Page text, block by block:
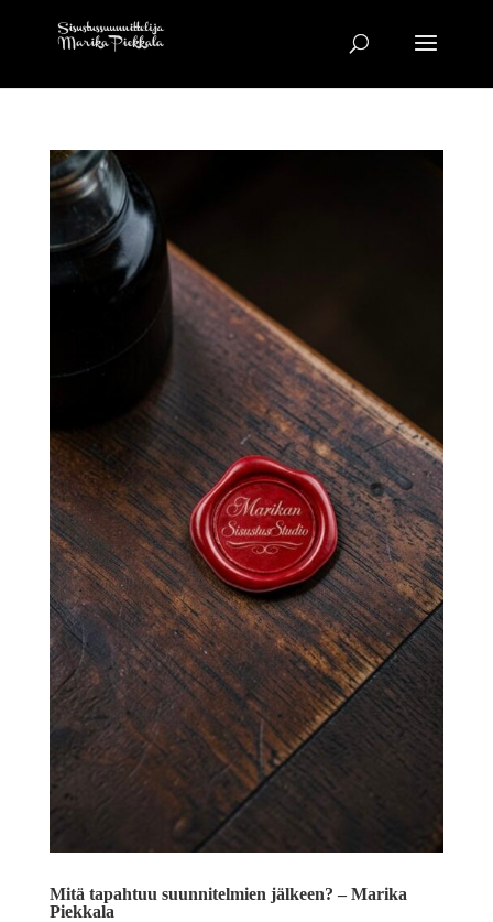
Mitä tapahtuu suunnitelmien jälkeen? – Marika
Piekkala